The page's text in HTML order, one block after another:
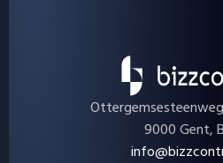
9000 Gent,